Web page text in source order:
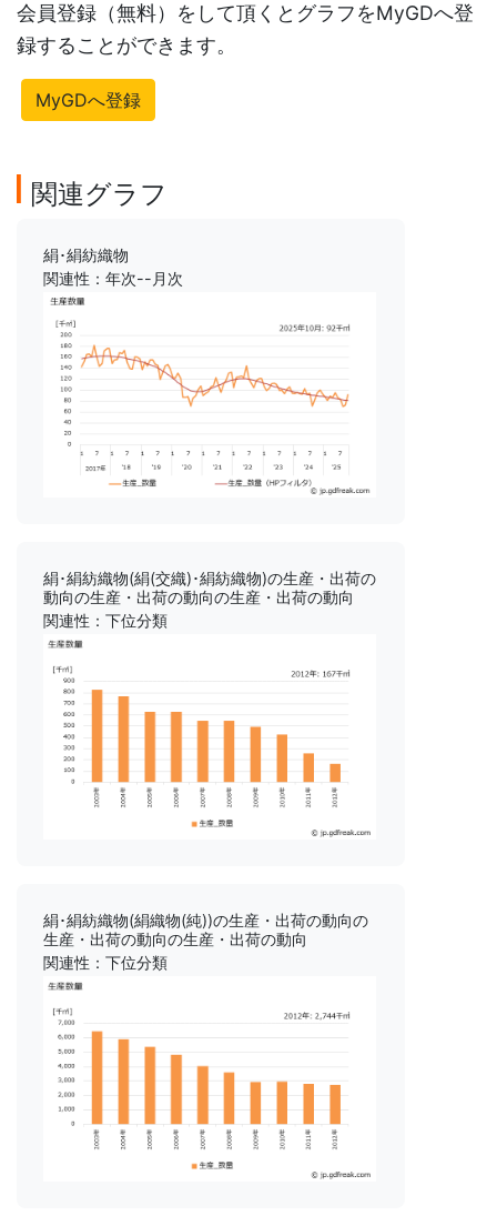
会員登録（無料）をして頂くとグラフをMyGDへ登
録することができます。
MyGDへ登録
関連グラフ
絹･絹紡織物
関連性：年次--月次
絹･絹紡織物(絹(交織)･絹紡織物)の生産・出荷の
動向の生産・出荷の動向の生産・出荷の動向
関連性：下位分類
絹･絹紡織物(絹織物(純))の生産・出荷の動向の
生産・出荷の動向の生産・出荷の動向
関連性：下位分類